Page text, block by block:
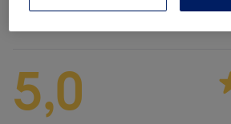
5,0